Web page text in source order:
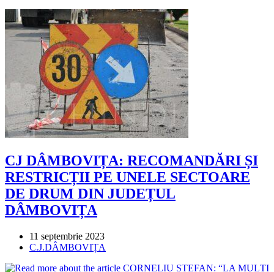
CJ DÂMBOVIȚA: RECOMANDĂRI ȘI
RESTRICȚII PE UNELE SECTOARE
DE DRUM DIN JUDEȚUL
DÂMBOVIȚA
Post
published:
11 septembrie 2023
Post
C.J.DÂMBOVIȚA